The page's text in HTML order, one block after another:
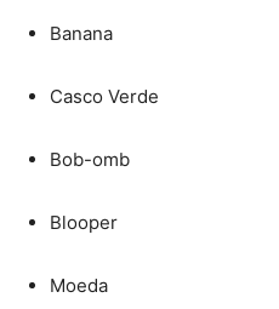
Banana
Casco Verde
Bob-omb
Blooper
Moeda